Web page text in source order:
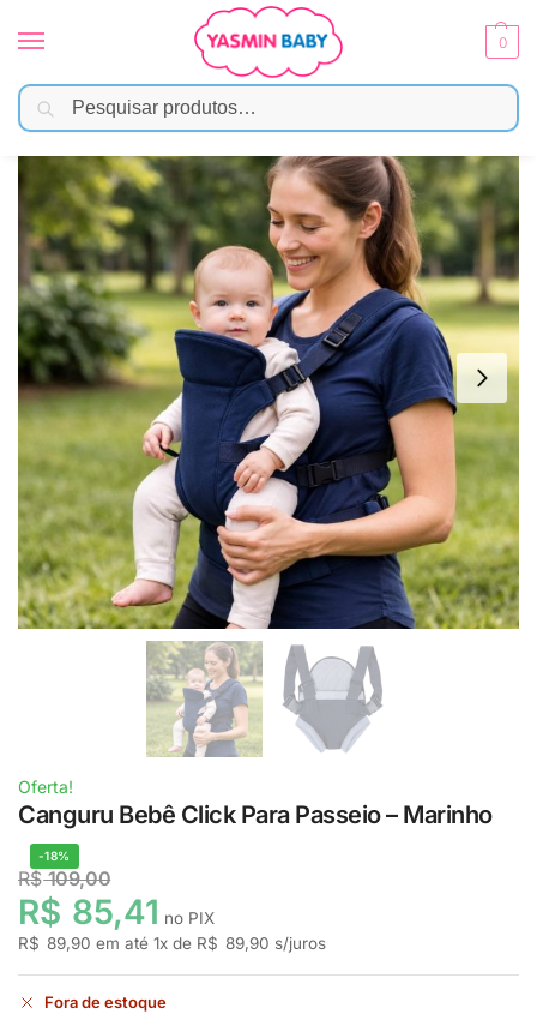
0
Início Passeio / Canguru / Canguru Bebê Click Para Passeio – Marinho
Oferta!
Canguru Bebê Click Para Passeio – Marinho
-18%
R$109,00
R$ 85,41 no PIX
R$ 89,90 em até 1x de R$ 89,90 s/juros
Fora de estoque